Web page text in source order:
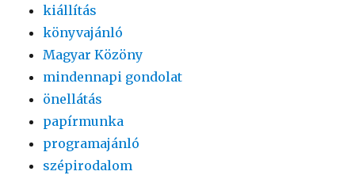
kiállítás
könyvajánló
Magyar Közöny
mindennapi gondolat
önellátás
papírmunka
programajánló
szépirodalom